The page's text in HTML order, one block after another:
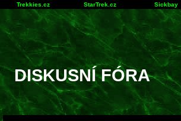
Trekkies.cz StarTrek.cz Sickbay
DISKUSNÍ FÓRA